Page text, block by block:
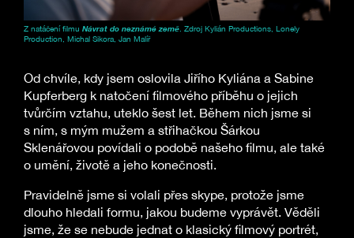
Z natáčení filmu Návrat do neznámé země . Zdroj Kylián Productions, Lonely
Production, Michal Sikora, Jan Malíř
Od chvíle, kdy jsem oslovila Jiřího Kyliána a Sabine
Kupferberg k natočení filmového příběhu o jejich
tvůrčím vztahu, uteklo šest let. Během nich jsme si
s ním, s mým mužem a střihačkou Šárkou
Sklenářovou povídali o podobě našeho filmu, ale také
o umění, životě a jeho konečnosti.
Pravidelně jsme si volali přes skype, protože jsme
dlouho hledali formu, jakou budeme vyprávět. Věděli
jsme, že se nebude jednat o klasický filmový portrét,